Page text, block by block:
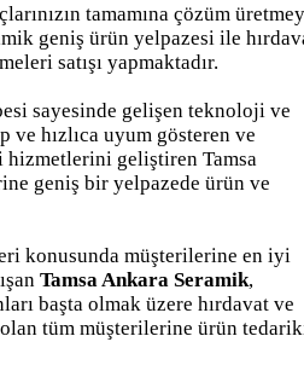
tamamına çözüm
geniş ürün yelpazesi ile
satışı yapmaktadır.
sayesinde gelişen teknoloji ve
hızlıca uyum gösteren ve
hizmetlerini geliştiren Tamsa
geniş bir yelpazede ürün ve
konusunda müşterilerine en iyi
Tamsa Ankara Seramik,
başta olmak üzere hırdavat ve
tüm müşterilerine ürün